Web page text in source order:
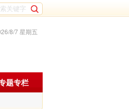
8/7 星期五
题专栏